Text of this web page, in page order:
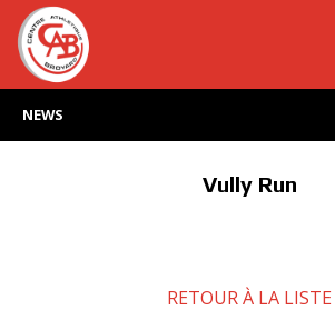
NEWS
Vully Run
RETOUR À LA LISTE